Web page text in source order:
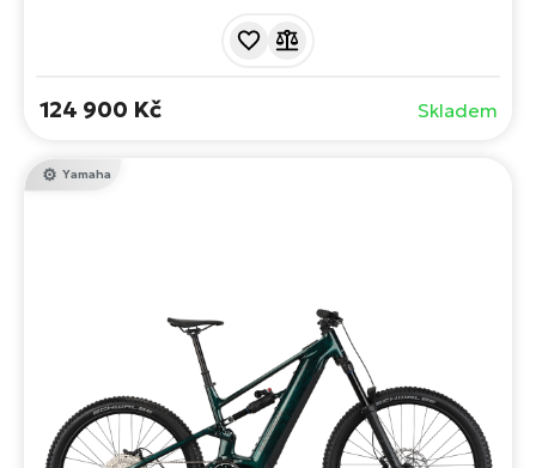
spolehlivý motor Yamaha, velkou baterii a kvalitní
124 900 Kč Skladem
Yamaha